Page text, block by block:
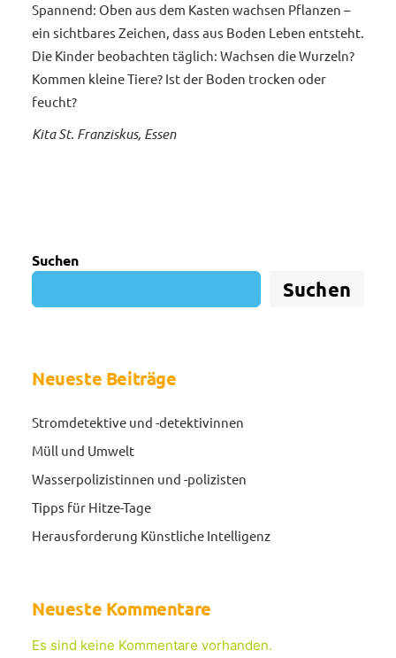
Spannend: Oben aus dem Kasten wachsen Pflanzen –
ein sichtbares Zeichen, dass aus Boden Leben entsteht.
Die Kinder beobachten täglich: Wachsen die Wurzeln?
Kommen kleine Tiere? Ist der Boden trocken oder
feucht?
Kita St. Franziskus, Essen
Suchen
Suchen
Neueste Beiträge
Stromdetektive und -detektivinnen
Müll und Umwelt
Wasserpolizistinnen und -polizisten
Tipps für Hitze-Tage
Herausforderung Künstliche Intelligenz
Neueste Kommentare
Es sind keine Kommentare vorhanden.